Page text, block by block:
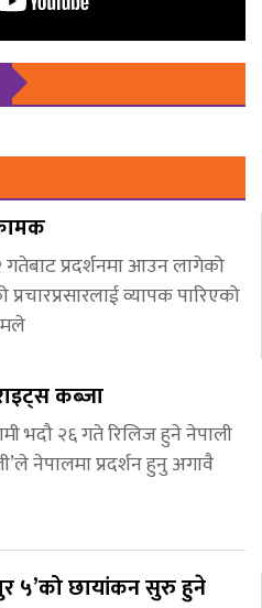
प्रदर्शनमा आउन लागेको
प्रचारप्रसारलाई व्यापक पारिएको
कब्जा
भदौ २६ गते रिलिज हुने नेपाली
नेपालमा प्रदर्शन हुनु अगावै
५’को छायांकन सुरु हुने